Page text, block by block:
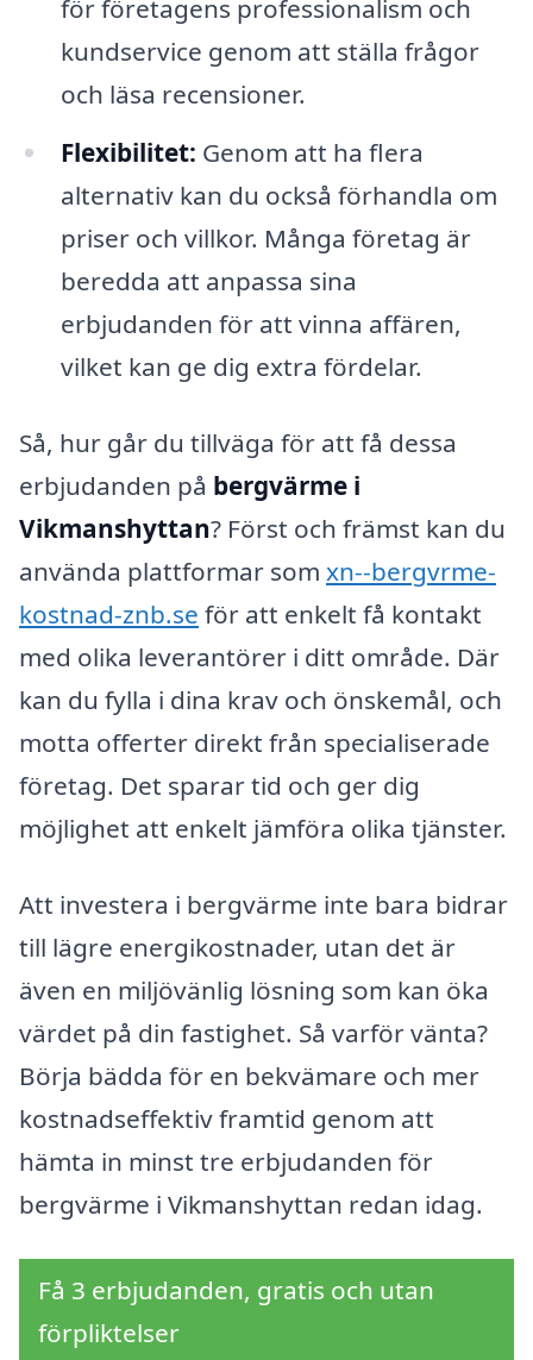
för företagens professionalism och
kundservice genom att ställa frågor
och läsa recensioner.
Flexibilitet: Genom att ha flera
alternativ kan du också förhandla om
priser och villkor. Många företag är
beredda att anpassa sina
erbjudanden för att vinna affären,
vilket kan ge dig extra fördelar.
Så, hur går du tillväga för att få dessa
erbjudanden på bergvärme i
Vikmanshyttan? Först och främst kan du
använda plattformar som xn--bergvrme-
kostnad-znb.se för att enkelt få kontakt
med olika leverantörer i ditt område. Där
kan du fylla i dina krav och önskemål, och
motta offerter direkt från specialiserade
företag. Det sparar tid och ger dig
möjlighet att enkelt jämföra olika tjänster.
Att investera i bergvärme inte bara bidrar
till lägre energikostnader, utan det är
även en miljövänlig lösning som kan öka
värdet på din fastighet. Så varför vänta?
Börja bädda för en bekvämare och mer
kostnadseffektiv framtid genom att
hämta in minst tre erbjudanden för
bergvärme i Vikmanshyttan redan idag.
Få 3 erbjudanden, gratis och utan
förpliktelser